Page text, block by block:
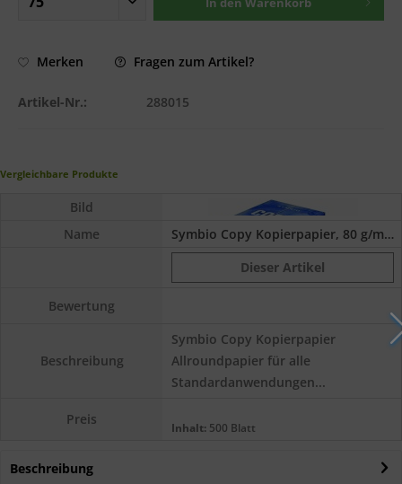
Merken Fragen zum Artikel?
Artikel-Nr.: 288015
Vergleichbare Produkte
Bild
Name
Symbio Copy Kopierpapier, 80 g/m², DIN A4
Dieser Artikel
Bewertung
Beschreibung
Symbio Copy Kopierpapier
Allroundpapier für alle
Standardanwendungen...
Preis Inhalt: 500 Blatt
Beschreibung